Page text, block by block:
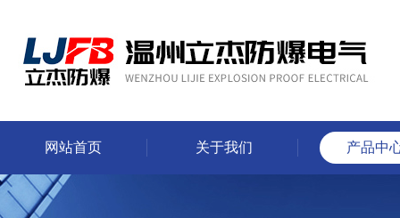
网站首页 关于我们 产品中